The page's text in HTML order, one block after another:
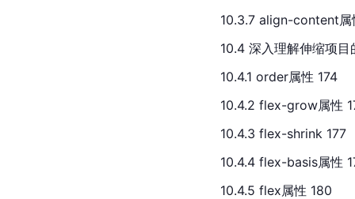
10.3.7 align-content属
10.4 深入理解伸缩项目
10.4.1 order属性 174
10.4.2 flex-grow属性
10.4.3 flex-shrink 177
10.4.4 flex-basis属性
10.4.5 flex属性 180